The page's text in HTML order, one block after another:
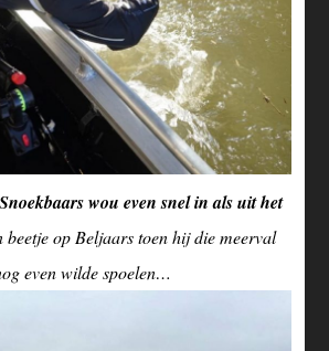
wou even snel in als uit het
op Beljaars toen hij die meerval
even wilde spoelen…